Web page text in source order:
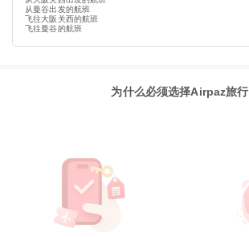
从曼谷出发的航班
飞往大阪关西的航班
飞往曼谷的航班
为什么必须选择Airpaz旅行